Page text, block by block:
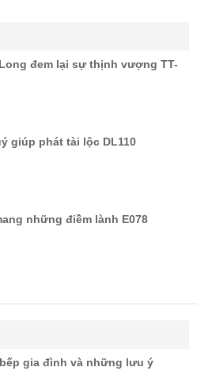
đem lại sự thịnh vượng TT-
giúp phát tài lộc DL110
những điềm lành E078
gia đình và những lưu ý